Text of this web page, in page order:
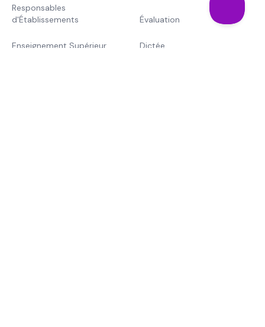
Responsables
d'Établissements
Enseignement Supérieur
Évaluation
Dictée